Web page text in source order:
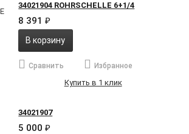
34021904 ROHRSCHELLE 6+1/4
8 391₽
В корзину
Сравнить Избранное
Купить в 1 клик
34021907
5 000₽